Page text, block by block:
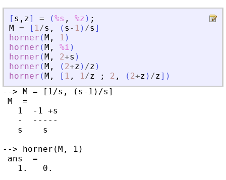
[ s , z] = (%s , %z ) ;
M = [ 1/s , ( s - 1 ) /s ]
horner (M , 1 )
horner (M , %i )
horner (M , 2+s )
horner (M , ( 2+z ) /z )
horner (M , [ 1 , 1/z ; 2 , ( 2+z ) /z] )
--> M = [1/s, (s-1)/s]
M  =
   1  -1 +s
   -  -----
   s    s
--> horner(M, 1)
ans  =
   1.   0.